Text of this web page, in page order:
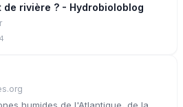
rivière ? - Hydrobioloblog